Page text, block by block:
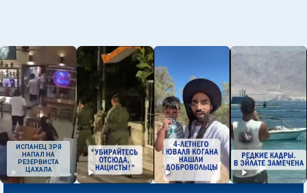
ИСПАНЕЦ ЗРЯ
НАПАЛ НА
РЕЗЕРВИСТА
ЦАХАЛА